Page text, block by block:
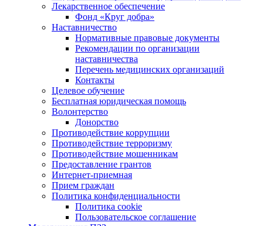
Лекарственное обеспечение
Фонд «Круг добра»
Наставничество
Нормативные правовые документы
Рекомендации по организации
наставничества
Перечень медицинских организаций
Контакты
Целевое обучение
Бесплатная юридическая помощь
Волонтерство
Донорство
Противодействие коррупции
Противодействие терроризму
Противодействие мошенникам
Предоставление грантов
Интернет-приемная
Прием граждан
Политика конфиденциальности
Политика cookie
Пользовательское соглашение